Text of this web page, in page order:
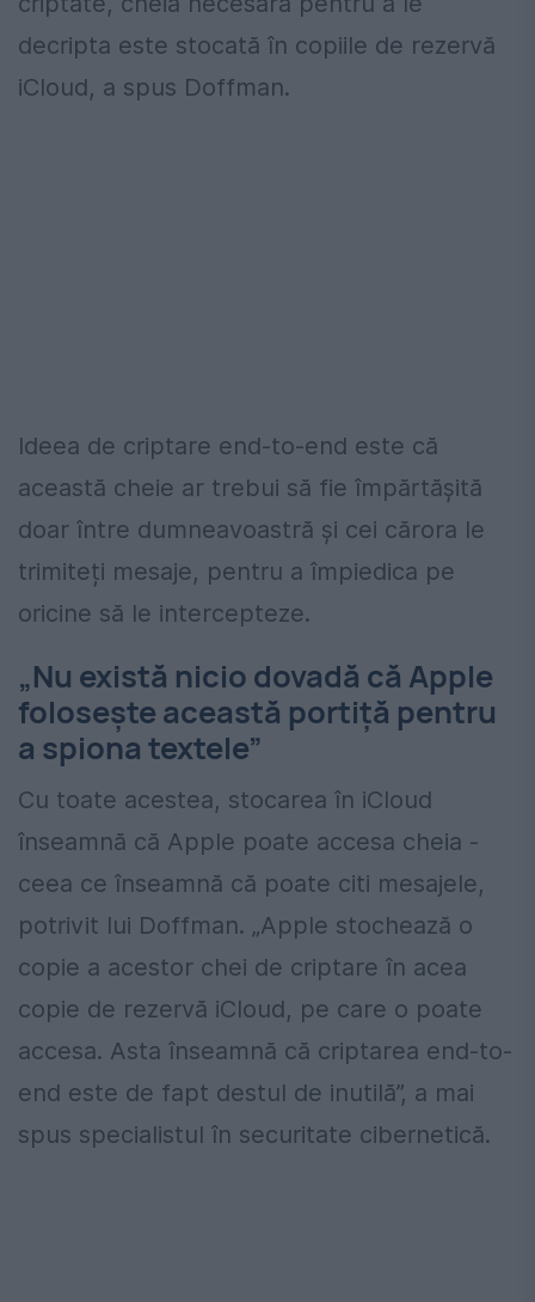
decripta este stocată în copiile de rezervă
iCloud, a spus Doffman.
Ideea de criptare end-to-end este că
această cheie ar trebui să fie împărtășită
doar între dumneavoastră și cei cărora le
trimiteți mesaje, pentru a împiedica pe
oricine să le intercepteze.
„Nu există nicio dovadă că Apple
folosește această portiță pentru
a spiona textele”
Cu toate acestea, stocarea în iCloud
înseamnă că Apple poate accesa cheia -
ceea ce înseamnă că poate citi mesajele,
potrivit lui Doffman. „Apple stochează o
copie a acestor chei de criptare în acea
copie de rezervă iCloud, pe care o poate
accesa. Asta înseamnă că criptarea end-to-
end este de fapt destul de inutilă”, a mai
spus specialistul în securitate cibernetică.